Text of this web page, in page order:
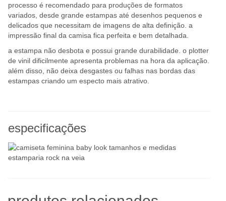
processo é recomendado para produções de formatos
variados, desde grande estampas até desenhos pequenos e
delicados que necessitam de imagens de alta definição. a
impressão final da camisa fica perfeita e bem detalhada.
a estampa não desbota e possui grande durabilidade. o plotter
de vinil dificilmente apresenta problemas na hora da aplicação.
além disso, não deixa desgastes ou falhas nas bordas das
estampas criando um especto mais atrativo.
especificações